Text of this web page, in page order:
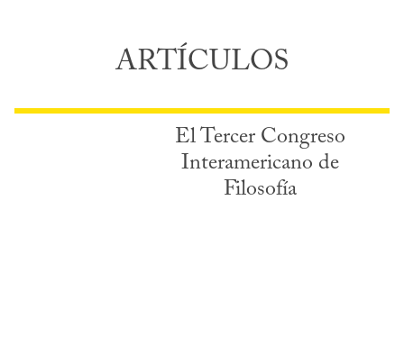
ARTÍCULOS
El Tercer Congreso
Interamericano de
Filosofía